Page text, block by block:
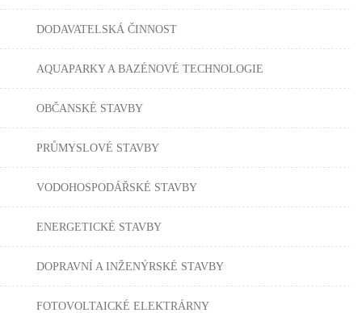
DODAVATELSKÁ ČINNOST
AQUAPARKY A BAZÉNOVÉ TECHNOLOGIE
OBČANSKÉ STAVBY
PRŮMYSLOVÉ STAVBY
VODOHOSPODÁŘSKÉ STAVBY
ENERGETICKÉ STAVBY
DOPRAVNÍ A INŽENÝRSKÉ STAVBY
FOTOVOLTAICKÉ ELEKTRÁRNY